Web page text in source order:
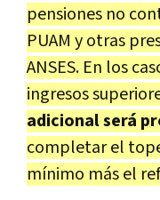
pensiones no
PUAM y otras
ANSES. En los
ingresos
adicional será
completar el
mínimo más el